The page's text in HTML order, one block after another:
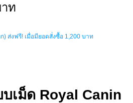
ท
) ส่งฟรี! เมื่อมียอดสั่งซื้อ 1,200 บาท
เม็ด Royal Canin